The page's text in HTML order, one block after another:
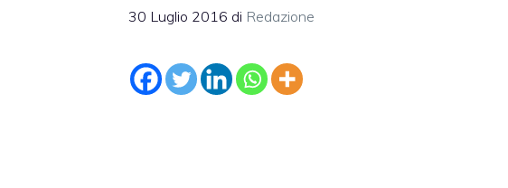
30 Luglio 2016 di Redazione